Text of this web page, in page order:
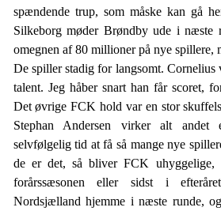
spændende trup, som måske kan gå
Silkeborg møder Brøndby ude i næste
omegnen af 80 millioner på nye spillere,
De spiller stadig for langsomt.
talent. Jeg håber snart han får scoret,
Det øvrige FCK hold var en stor
Stephan Andersen virker alt andet
selvfølgelig tid at få så mange nye
de er det, så bliver FCK
forårssæsonen eller sidst i
Nordsjælland hjemme i næste runde,